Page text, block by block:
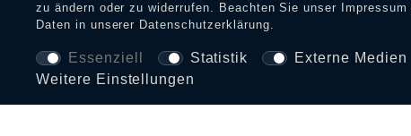
zu ändern oder zu widerrufen. Beachten Sie unser
Impressum
Daten in unserer Daten­schutz­erklärung.
Essenziell Statistik Externe Medien
Weitere Einstellungen